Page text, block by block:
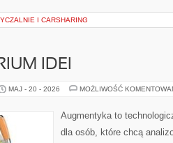
I CARSHARING
IDEI
MAJ - 20 - 2026 MOŻLIWOŚĆ
Augmentyka to
dla osób, które chcą